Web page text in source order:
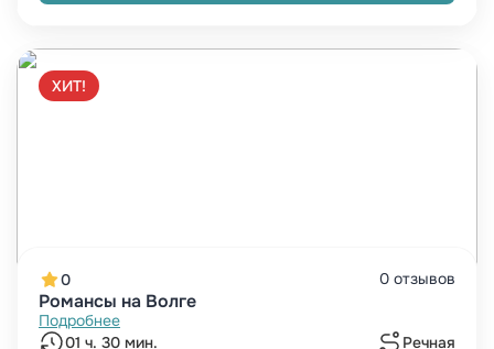
ХИТ!
0 0 отзывов
Романсы на Волге
Подробнее
01 ч. 30 мин.
Речная